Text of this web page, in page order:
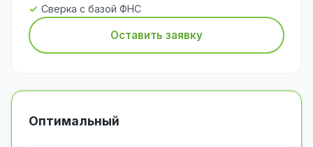
Сверка с базой ФНС
Оставить заявку
Оптимальный